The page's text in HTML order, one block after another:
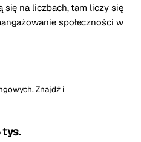
się na liczbach, tam liczy się
społeczności w
Znajdź i
tys.